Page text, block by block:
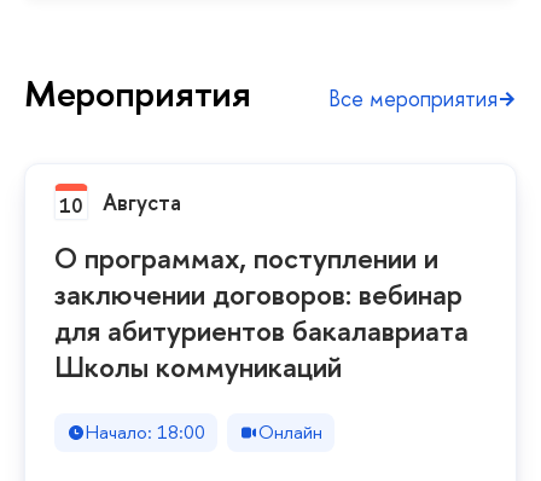
Мероприятия Все мероприятия
О программах, поступлении и
заключении договоров: вебинар
для абитуриентов бакалавриата
Школы коммуникаций
10 Августа
Начало: 18:00 Онлайн